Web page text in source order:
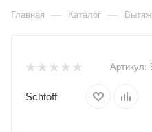
Главная — Каталог —
Артикул:
Schtoff